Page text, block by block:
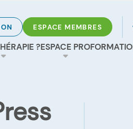
ESPACE MEMBRES
?ESPACE PRO